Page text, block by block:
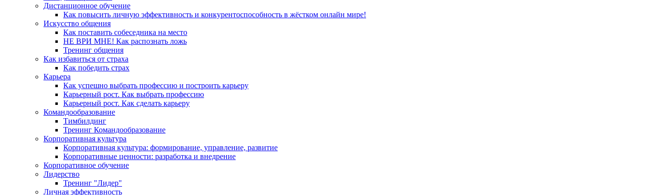
Дистанционное обучение
Как повысить личную эффективность и конкурентоспособность в жёстком онлайн мире!
Искусство общения
Как поставить собеседника на место
НЕ ВРИ МНЕ! Как распознать ложь
Тренинг общения
Как избавиться от страха
Как победить страх
Карьера
Как успешно выбрать профессию и построить карьеру
Карьерный рост. Как выбрать профессию
Карьерный рост. Как сделать карьеру
Командообразование
Тимбилдинг
Тренинг Командообразование
Корпоративная культура
Корпоративная культура: формирование, управление, развитие
Корпоративные ценности: разработка и внедрение
Корпоративное обучение
Лидерство
Тренинг "Лидер"
Личная эффективность